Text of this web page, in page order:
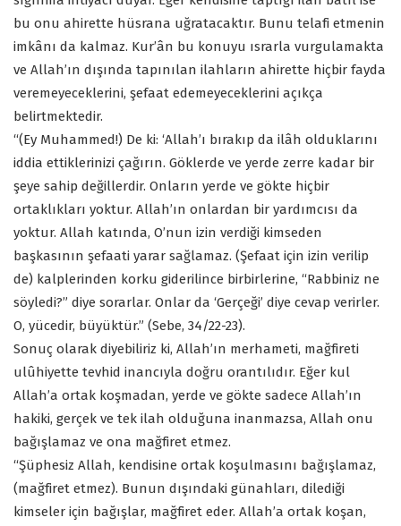
bu onu ahirette hüsrana uğratacaktır. Bunu telafi etmenin
imkânı da kalmaz. Kur’ân bu konuyu ısrarla vurgulamakta
ve Allah’ın dışında tapınılan ilahların ahirette hiçbir fayda
veremeyeceklerini, şefaat edemeyeceklerini açıkça
belirtmektedir.
“(Ey Muhammed!) De ki: ‘Allah’ı bırakıp da ilâh olduklarını
iddia ettiklerinizi çağırın. Göklerde ve yerde zerre kadar bir
şeye sahip değillerdir. Onların yerde ve gökte hiçbir
ortaklıkları yoktur. Allah’ın onlardan bir yardımcısı da
yoktur. Allah katında, O’nun izin verdiği kimseden
başkasının şefaati yarar sağlamaz. (Şefaat için izin verilip
de) kalplerinden korku giderilince birbirlerine, “Rabbiniz ne
söyledi?” diye sorarlar. Onlar da ‘Gerçeği’ diye cevap verirler.
O, yücedir, büyüktür.” (Sebe, 34/22-23).
Sonuç olarak diyebiliriz ki, Allah’ın merhameti, mağfireti
ulûhiyette tevhid inancıyla doğru orantılıdır. Eğer kul
Allah’a ortak koşmadan, yerde ve gökte sadece Allah’ın
hakiki, gerçek ve tek ilah olduğuna inanmazsa, Allah onu
bağışlamaz ve ona mağfiret etmez.
“Şüphesiz Allah, kendisine ortak koşulmasını bağışlamaz,
(mağfiret etmez). Bunun dışındaki günahları, dilediği
kimseler için bağışlar, mağfiret eder. Allah’a ortak koşan,